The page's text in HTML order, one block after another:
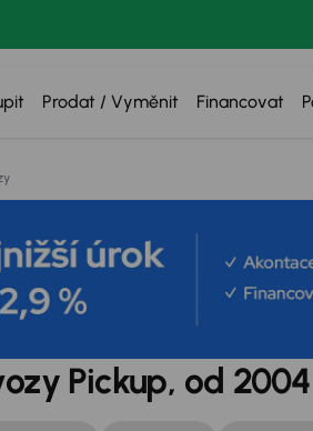
Prodat / Vyměnit Financovat
Zrušit vše
Pickup, od